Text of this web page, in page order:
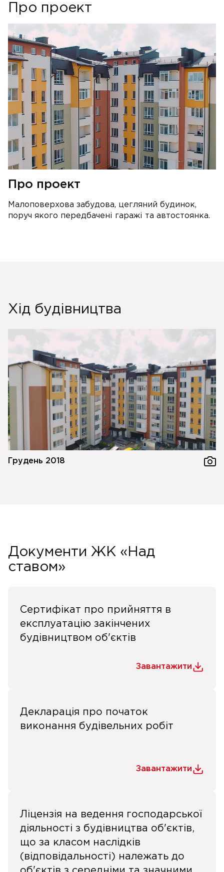
Про проект
Про проект
Малоповерхова забудова, цегляний будинок,
поруч якого передбачені гаражі та автостоянка.
Хід будівництва
Грудень 2018
Документи ЖК «Над
ставом»
Сертифікат про прийняття в
експлуатацію закінчених
будівництвом об'єктів
Завантажити
Декларація про початок
виконання будівельних робіт
Завантажити
Ліцензія на ведення господарської
діяльності з будівництва об'єктів,
що за класом наслідків
(відповідальності) належать до